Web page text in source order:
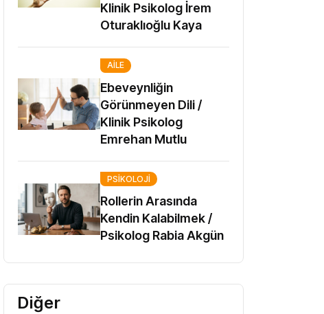
Klinik Psikolog İrem
Oturaklıoğlu Kaya
AILE
Ebeveynliğin
Görünmeyen Dili /
Klinik Psikolog
Emrehan Mutlu
PSIKOLOJI
Rollerin Arasında
Kendin Kalabilmek /
Psikolog Rabia Akgün
Diğer